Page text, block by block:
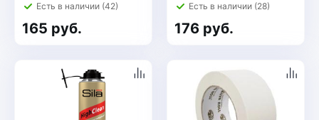
Есть в наличии (42)
165 руб.
Есть в наличии (28)
176 руб.